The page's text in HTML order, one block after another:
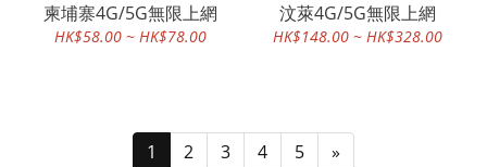
柬埔寨4G/5G無限上網
HK$58.00 ~ HK$78.00
汶萊4G/5G無限上網
HK$148.00 ~ HK$328.00
1 2 3 4 5 »